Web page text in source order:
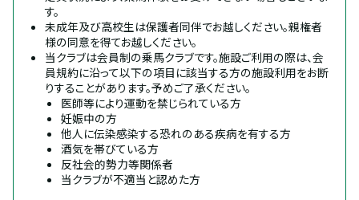
す。
未成年及び高校生は保護者同伴でお越しください。親権者
様の同意を得てお越しください。
当クラブは会員制の乗馬クラブです。施設ご利用の際は、会
員規約に沿って以下の項目に該当する方の施設利用をお断
りすることがあります。予めご了承ください。
医師等により運動を禁じられている方
妊娠中の方
他人に伝染感染する恐れのある疾病を有する方
酒気を帯びている方
反社会的勢力等関係者
当クラブが不適当と認めた方